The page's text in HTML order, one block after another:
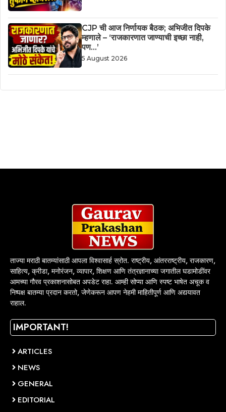
CJP ची आज निर्णायक बैठक; अभिजीत दिपके
म्हणाले – ‘राजकारणात जाण्याची इच्छा नाही,
पण…’
5 August 2026
ताज्या मराठी बातम्यांसाठी आपला विश्वासार्ह स्रोत. राष्ट्रीय, आंतरराष्ट्रीय, राजकारण,
साहित्य, क्रीडा, मनोरंजन, व्यापार, शिक्षण आणि तंत्रज्ञानाच्या जगातील घडामोडींवर
आमच्या गौरव प्रकाशनासोबत अपडेट राहा. आम्ही सोप्या आणि स्पष्ट भाषेत अचूक व
निष्पक्ष बातम्या प्रदान करतो, जेणेकरून आपण नेहमी माहितीपूर्ण आणि अद्ययावत
राहाल.
IMPORTANT!
ARTICLES
NEWS
GENERAL
EDITORIAL